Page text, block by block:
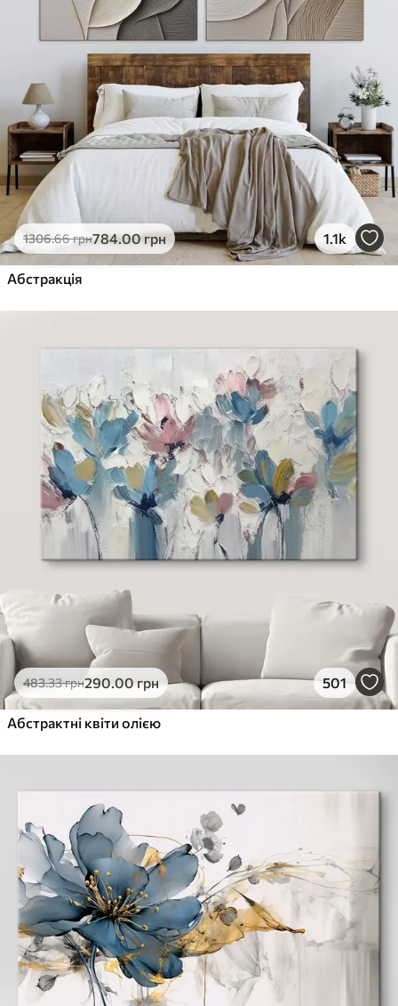
1306.66грн784.00грн 1.1k
Абстракція
483.33грн290.00грн 501
Абстрактні квіти олією